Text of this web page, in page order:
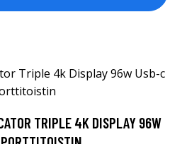
TRIPLE 4K DISPLAY 96W